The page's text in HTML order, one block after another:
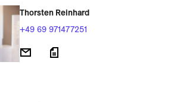
Thorsten Reinhard
+49 69 971477251